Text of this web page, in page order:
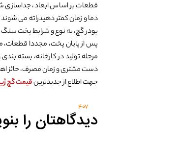
قطعات بر اساس ابعاد، جداسازی
دما و زمان کمتر دهیدراته می
پودر گچ، به نوع و شرایط پخت
پس از پایان پخت، مجددا
مرحله تولید در کارخانه، بسته
دست مشتری و زمان مصرف، حائز
جهت اطلاع از جدیدترینقیمت گچ
407
دیدگاهتان را